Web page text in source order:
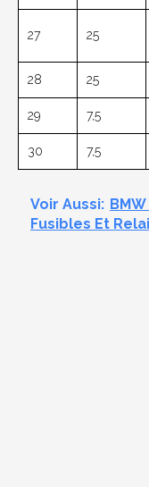
27 25
28 25
29 7,5
30 7,5
Voir Aussi:
Fusibles Et